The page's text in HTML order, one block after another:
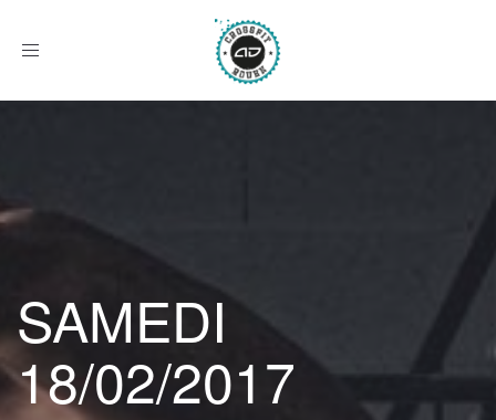
Afficher
SAMEDI
18/02/2017